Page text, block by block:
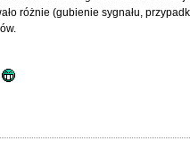
różnie (gubienie sygnału,